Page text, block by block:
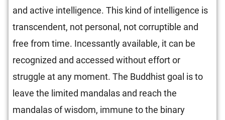
and active intelligence. This kind of intelligence is
transcendent, not personal, not corruptible and
free from time. Incessantly available, it can be
recognized and accessed without effort or
struggle at any moment. The Buddhist goal is to
leave the limited mandalas and reach the
mandalas of wisdom, immune to the binary